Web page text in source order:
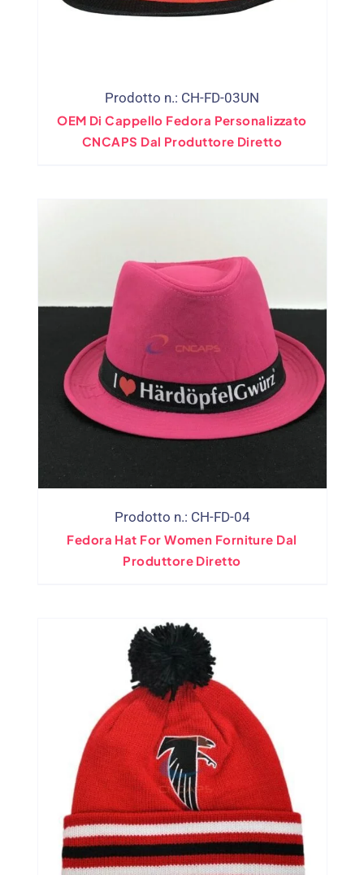
Prodotto n.: CH-FD-03UN
OEM Di Cappello Fedora Personalizzato
CNCAPS Dal Produttore Diretto
Prodotto n.: CH-FD-04
Fedora Hat For Women Forniture Dal
Produttore Diretto